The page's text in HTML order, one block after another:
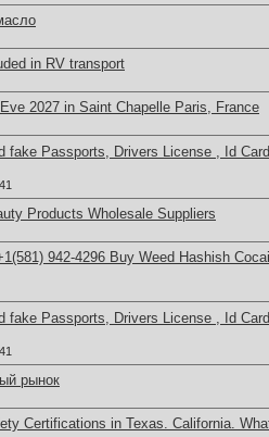
in RV transport
2027 in Saint Chapelle Paris, France
fake Passports, Drivers License , Id
Products Wholesale Suppliers
942-4296 Buy Weed Hashish
fake Passports, Drivers License , Id
рынок
Certifications in Texas. California.